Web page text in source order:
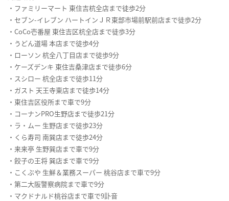
・ファミリーマート 東住吉杭全店まで徒歩2分
・セブン-イレブン ハートインＪＲ東部市場前駅前店まで徒歩2分
・CoCo壱番屋 東住吉区杭全店まで徒歩3分
・うどん道場 本店まで徒歩4分
・ローソン 杭全八丁目店まで徒歩9分
・ケーズデンキ 東住吉桑津店まで徒歩6分
・スシロー 杭全店まで徒歩11分
・ガスト 天王寺東店まで徒歩14分
・東住吉区役所まで車で9分
・コーナンPRO生野店まで徒歩21分
・ラ・ムー 生野店まで徒歩23分
・くら寿司 南巽店まで徒歩24分
・来来亭 生野巽店まで車で9分
・餃子の王将 巽店まで車で9分
・こくぶや 生鮮＆業務スーパー 桃谷店まで車で9分
・第二大阪警察病院まで車で9分
・マクドナルド桃谷店まで車で9訃音